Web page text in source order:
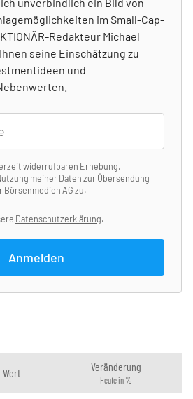
im Small-Cap-
Redakteur Michael
seine Einschätzung zu
und
widerrufbaren Erhebung,
meiner Daten zur Übersendung
Börsenmedien AG zu.
Datenschutzerklärung.
Anmelden
Wert Veränderung
Heute in %